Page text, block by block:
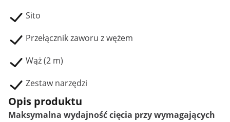
Sito
Przełącznik zaworu z wężem
Wąż (2 m)
Zestaw narzędzi
Opis produktu
Maksymalna wydajność cięcia przy wymagających